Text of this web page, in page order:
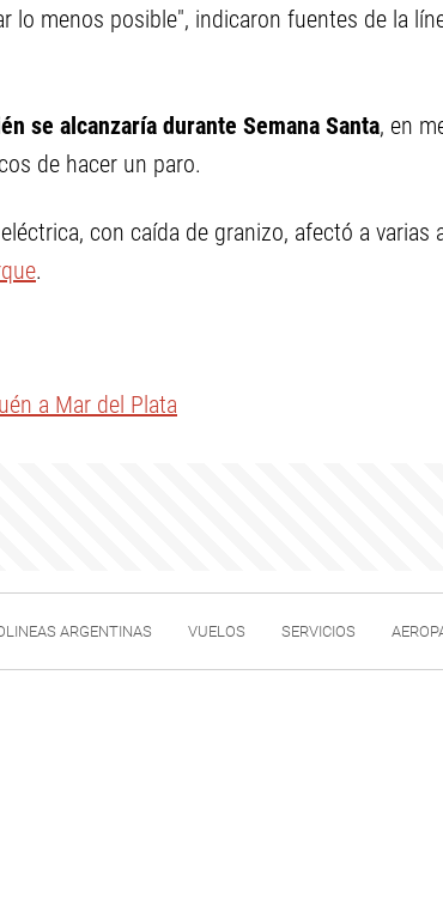
lo menos posible", indicaron fuentes de la
se alcanzaría durante Semana Santa, en
de hacer un paro.
con caída de granizo, afectó a varias
.
a Mar del Plata
ARGENTINAS VUELOS SERVICIOS